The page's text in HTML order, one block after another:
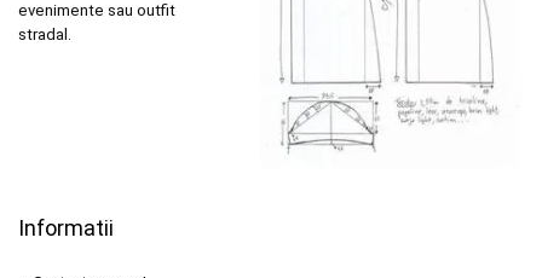
evenimente sau outfit
stradal.
Informatii